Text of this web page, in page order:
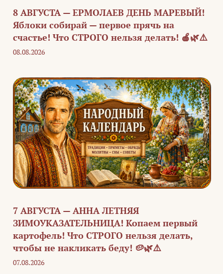
8 АВГУСТА — ЕРМОЛАЕВ ДЕНЬ МАРЕВЫЙ!
Яблоки собирай — первое прячь на
счастье! Что СТРОГО нельзя делать! 🍎🌿⚠️
08.08.2026
7 АВГУСТА — АННА ЛЕТНЯЯ
ЗИМОУКАЗАТЕЛЬНИЦА! Копаем первый
картофель! Что СТРОГО нельзя делать,
чтобы не накликать беду! 🥔🌿⚠️
07.08.2026